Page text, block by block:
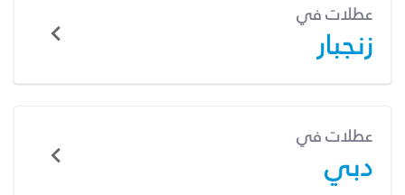
عطلات في
زنجبار
عطلات في
دبي